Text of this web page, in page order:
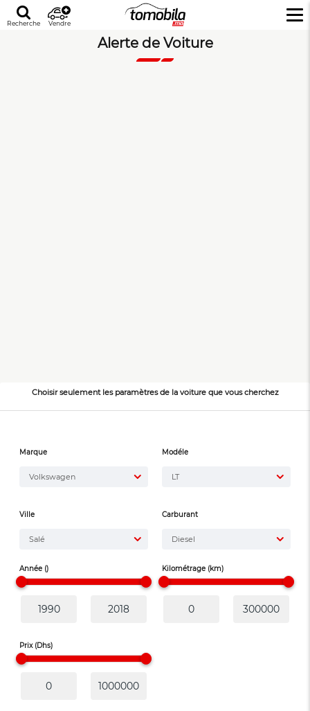
Recherche Vendre
Alerte de Voiture
Choisir seulement les paramètres de la voiture que vous cherchez
Marque
Volkswagen
Modéle
LT
Ville
Salé
Carburant
Diesel
Année () Kilométrage (km)
Prix (Dhs)